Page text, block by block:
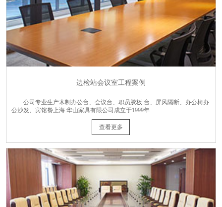
边检站会议室工程案例
公司专业生产木制办公台、会议台、职员胶板 台、屏风隔断、办公椅办
公沙发、宾馆餐上海 华山家具有限公司成立于1999年
查看更多